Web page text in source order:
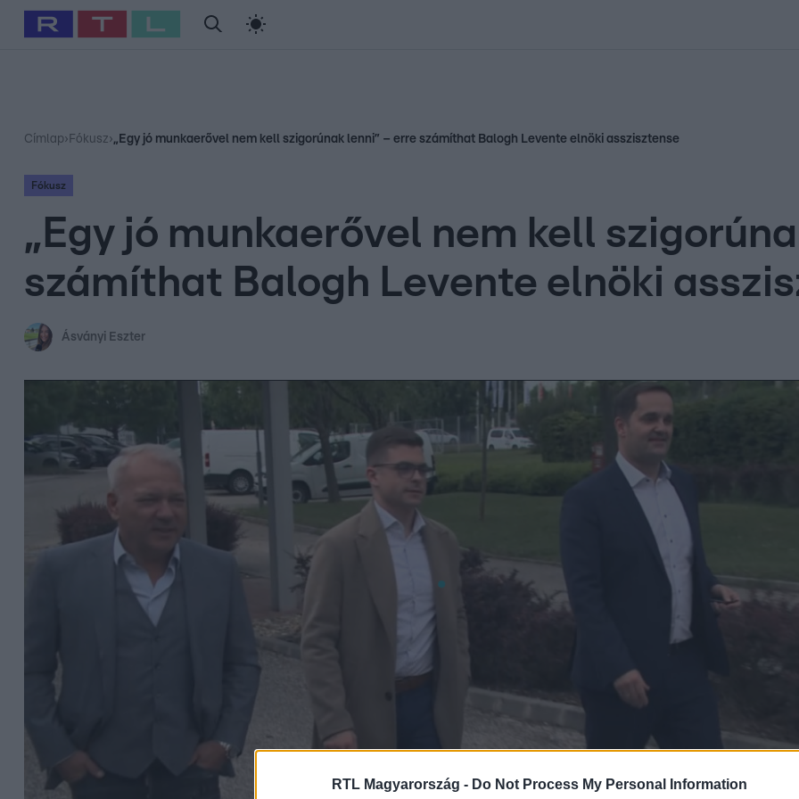
RTL Magyarország - Do Not Process My Personal Information
Babits Marcella Szellő István Most Wanted
Címlap› Fókusz›„Egy jó munkaerővel nem kell szigorúnak lenni” – erre számíthat Balogh Levente elnöki asszisztense
Fókusz
„Egy jó munkaerővel nem kell
számíthat Balogh Levente elnöki
Ásványi Eszter